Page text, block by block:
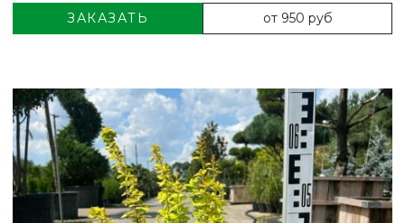
ЗАКАЗАТЬ от 950 руб